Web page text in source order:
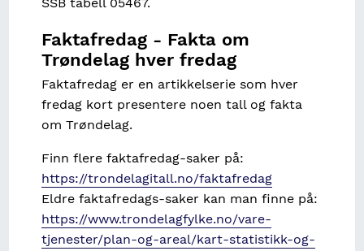
Faktafredag - Fakta om
Trøndelag hver fredag
Faktafredag er en artikkelserie som hver
fredag kort presentere noen tall og fakta
om Trøndelag.
Finn flere faktafredag-saker på:
https://trondelagitall.no/faktafredag
Eldre faktafredags-saker kan man finne på:
https://www.trondelagfylke.no/vare-
tjenester/plan-og-areal/kart-statistikk-og-